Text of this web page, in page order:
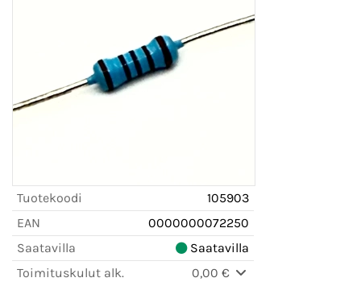
Tuotekoodi
105903
EAN
0000000072250
Saatavilla
Saatavilla
Toimituskulut alk.
0,00 €